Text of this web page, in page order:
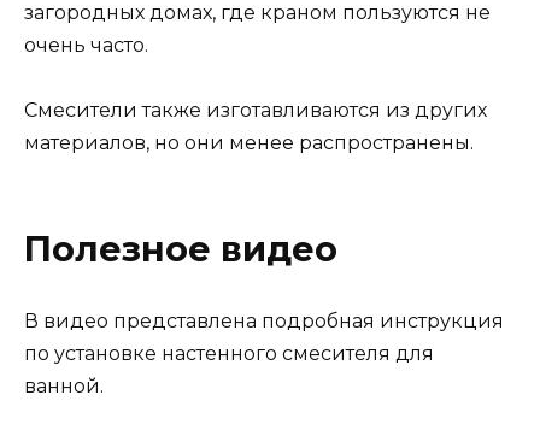
загородных домах, где краном пользуются не
очень часто.
Смесители также изготавливаются из других
материалов, но они менее распространены.
Полезное видео
В видео представлена ​​подробная инструкция
по установке настенного смесителя для
ванной.